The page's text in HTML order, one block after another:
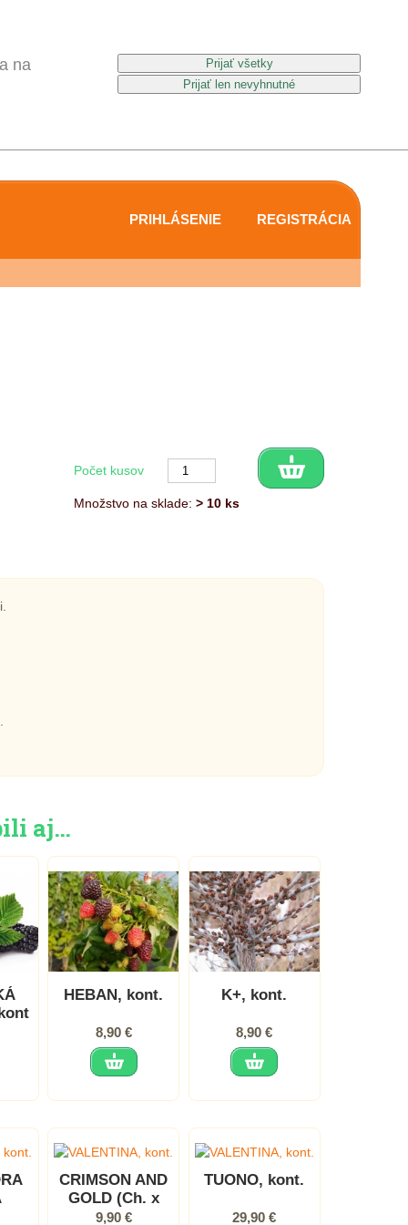
na
PRIHLÁSENIE REGISTRÁCIA
Počet kusov
Množstvo na sklade: > 10 ks
aj…
HEBAN, kont.
8,90 €
K+, kont.
8,90 €
CRIMSON AND
GOLD (Ch. x
superba), kont.
9,90 €
TUONO, kont.
29,90 €